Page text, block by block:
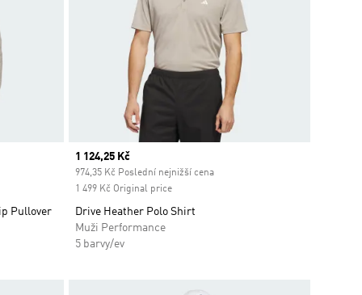
Pullover
Current price
1 124,25 Kč
974,35 Kč Poslední nejnižší cena
1 499 Kč Original price
Drive Heather Polo Shirt
Muži Performance
5 barvy/ev